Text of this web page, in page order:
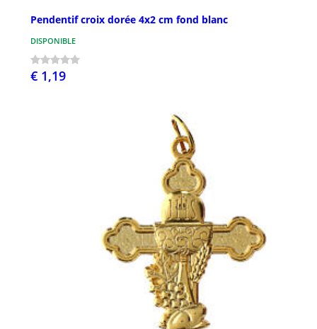
Pendentif croix dorée 4x2 cm fond blanc
DISPONIBLE
€ 1,19